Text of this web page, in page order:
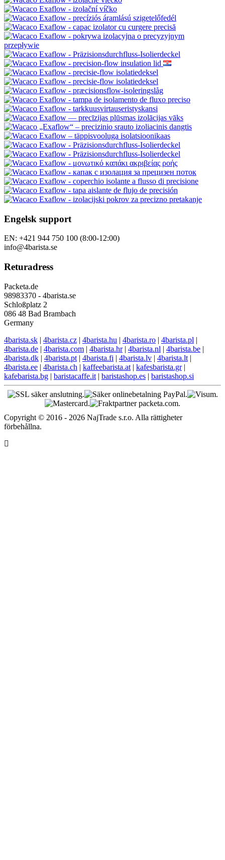
Engelsk support
EN: +421 944 750 100 (8:00-12:00)
info@4barista.se
Returadress
Packeta.de
98983370 - 4barista.se
Schloßplatz 2
086 48 Bad Brambach
Germany
4barista.sk | 4barista.cz | 4barista.hu | 4barista.ro | 4barista.pl |
4barista.de | 4barista.com | 4barista.hr| 4barista.nl | 4barista.be |
4barista.dk | 4barista.pt | 4barista.fi | 4barista.lv | 4barista.lt |
4barista.ee | 4barista.ch | kaffeebarista.at | kafesbarista.gr|
kafebarista.bg | baristacaffe.it | baristashop.es | baristashop.si
Copyright © 2016 - 2026 NajTrade s.r.o. Alla rättigheter
förbehållna.